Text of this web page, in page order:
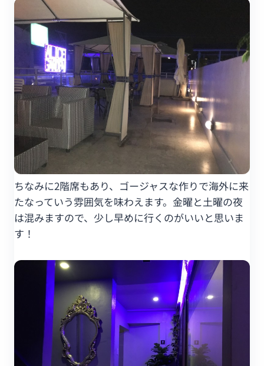
ちなみに2階席もあり、ゴージャスな作りで海外に来
たなっていう雰囲気を味わえます。金曜と土曜の夜
は混みますので、少し早めに行くのがいいと思いま
す！